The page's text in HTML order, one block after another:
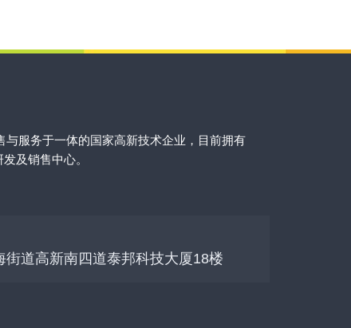
服务于一体的国家高新技术企业，目前拥有
及销售中心。
道高新南四道泰邦科技大厦18楼